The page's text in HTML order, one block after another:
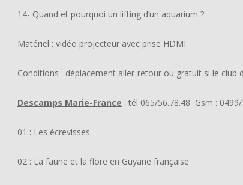
14- Quand et pourquoi un lifting d’un aquarium ?
Matériel : vidéo projecteur avec prise HDMI
Conditions : déplacement aller-retour ou gratuit si le club
Descamps Marie-France : tél 065/56.78.48 Gsm :
01 : Les écrevisses
02 : La faune et la flore en Guyane française